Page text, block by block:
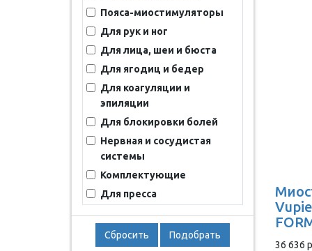
Пояса-миостимуляторы
Для рук и ног
Для лица, шеи и бюста
Для ягодиц и бедер
Для коагуляции и
эпиляции
Для блокировки болей
Нервная и сосудистая
системы
Комплектующие
Для пресса
Сбросить Подобрать
36 636